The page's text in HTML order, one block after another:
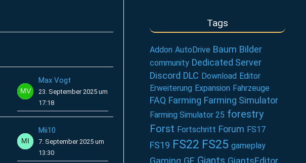
Max Vogt
23. September 2025 um
17:18
Mii10
7. September 2025 um
13:30
Tags
Addon AutoDrive Baum Bilder
community Dedicated Server
Discord DLC Download Editor
Erweiterung Expansion Fahrzeuge
FAQ Farming Farming Simulator
Farming Simulator 25 forestry
Forst Fortschritt Forum FS17
FS19 FS22 FS25 gameplay
Gaming GE Giants GiantsEditor